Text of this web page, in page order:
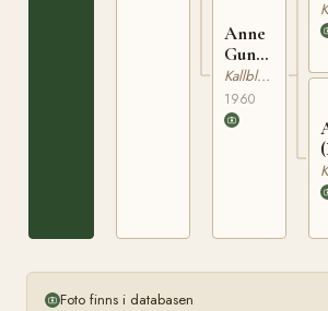
Anne
Gunn
(NO)
T-
22135
Kallblodig Travare
1960
Foto finns i databasen